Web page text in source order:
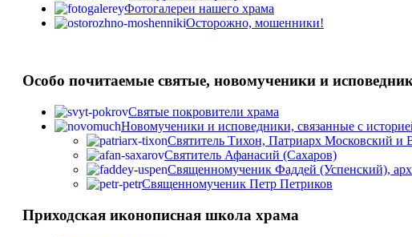
Фотогалереи нашего храма
Осторожно, мошенники!
Особо почитаемые святые, новомученики и
Святые покровители храма
Новомученики и исповедники, связанные с
Святитель Тихон, Патриарх Московский и
Святитель Афанасий (Сахаров)
Священномученик Фаддей (Успенский),
Священномученик Петр Петриков
Приходская иконописная школа храма